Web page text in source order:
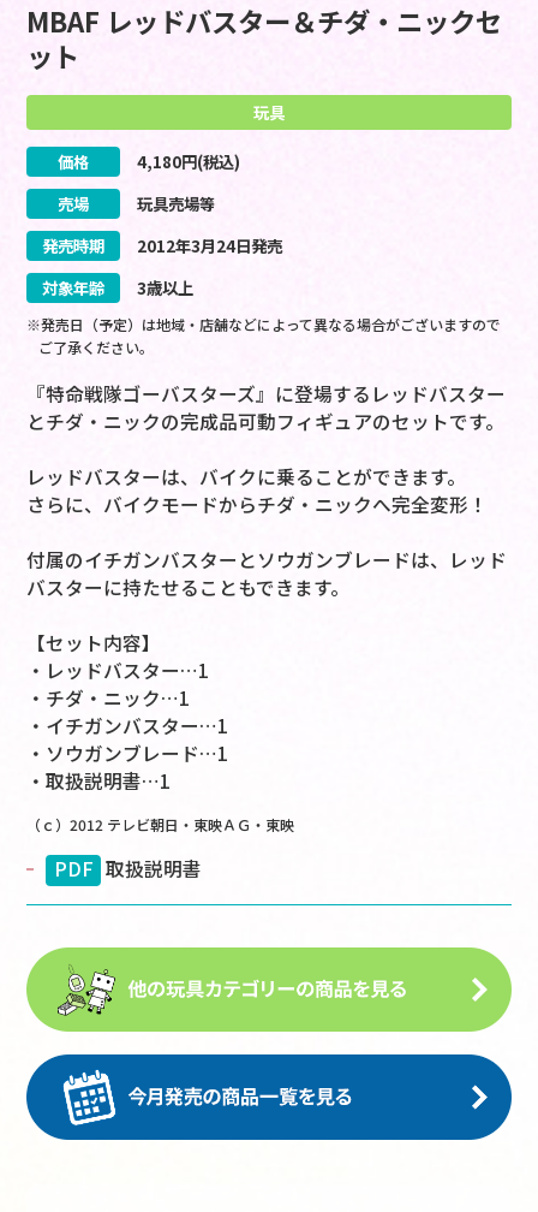
MBAF レッドバスター＆チダ・ニックセ
ット
玩具
価格 4,180円(税込)
売場
玩具売場等
発売時期
2012年3月24日発売
対象年齢
3歳以上
※発売日（予定）は地域・店舗などによって異なる場合がございますので
ご了承ください。
『特命戦隊ゴーバスターズ』に登場するレッドバスター
とチダ・ニックの完成品可動フィギュアのセットです。
レッドバスターは、バイクに乗ることができます。
さらに、バイクモードからチダ・ニックへ完全変形！
付属のイチガンバスターとソウガンブレードは、レッド
バスターに持たせることもできます。
【セット内容】
・レッドバスター…1
・チダ・ニック…1
・イチガンバスター…1
・ソウガンブレード…1
・取扱説明書…1
（ｃ）2012 テレビ朝日・東映ＡＧ・東映
PDF 取扱説明書